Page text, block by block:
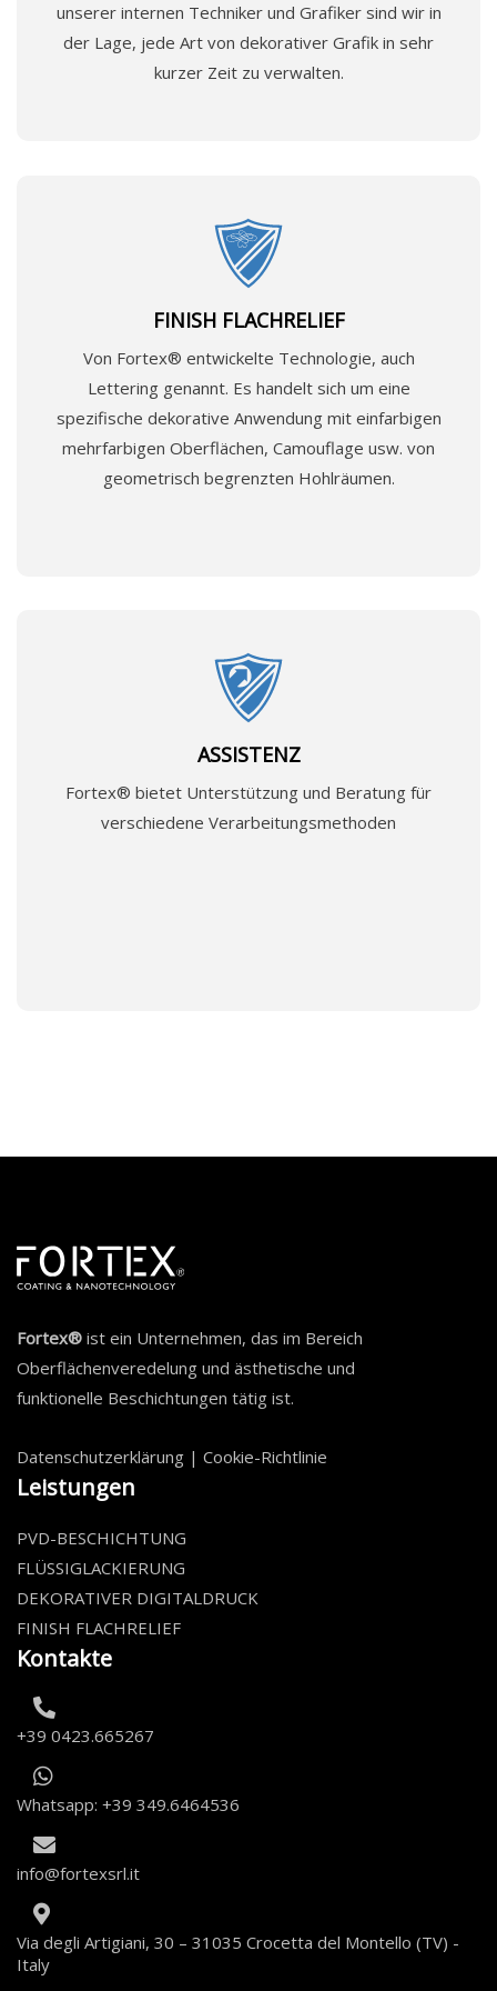
unserer internen Techniker und Grafiker sind wir in
der Lage, jede Art von dekorativer Grafik in sehr
kurzer Zeit zu verwalten.
FINISH FLACHRELIEF
Von Fortex® entwickelte Technologie, auch
Lettering genannt. Es handelt sich um eine
spezifische dekorative Anwendung mit einfarbigen
mehrfarbigen Oberflächen, Camouflage usw. von
geometrisch begrenzten Hohlräumen.
ASSISTENZ
Fortex® bietet Unterstützung und Beratung für
verschiedene Verarbeitungsmethoden
Fortex® ist ein Unternehmen, das im Bereich
Oberflächenveredelung und ästhetische und
funktionelle Beschichtungen tätig ist.
Datenschutzerklärung | Cookie-Richtlinie
Leistungen
PVD-BESCHICHTUNG
FLÜSSIGLACKIERUNG
DEKORATIVER DIGITALDRUCK
FINISH FLACHRELIEF
Kontakte
+39 0423.665267
Whatsapp: +39 349.6464536
info@fortexsrl.it
Via degli Artigiani, 30 – 31035 Crocetta del Montello (TV) -
Italy